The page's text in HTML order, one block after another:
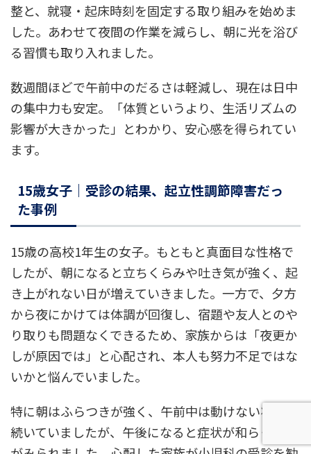
整と、就寝・起床時刻を固定する取り組みを始めま
した。あわせて夜間の作業を減らし、朝に光を浴び
る習慣も取り入れました。
数週間ほどで午前中のだるさは軽減し、現在は日中
の集中力も安定。「体質というより、生活リズムの
影響が大きかった」とわかり、安心感を得られてい
ます。
15歳女子｜受診の結果、起立性調節障害だっ
た事例
15歳の高校1年生の女子。もともと真面目な性格で
したが、朝になると立ちくらみや吐き気が強く、起
き上がれない日が増えていきました。一方で、夕方
から夜にかけては体調が回復し、宿題や友人とのや
り取りも問題なくできるため、家族からは「夜更か
しが原因では」と心配され、本人も努力不足ではな
いかと悩んでいました。
特に朝はふらつきが強く、午前中は動けない状態が
続いていましたが、午後になると症状が和らぐ様子